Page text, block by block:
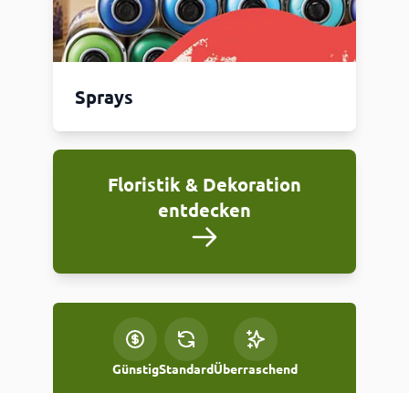
Sprays
Floristik & Dekoration
entdecken
GünstigStandardÜberraschend